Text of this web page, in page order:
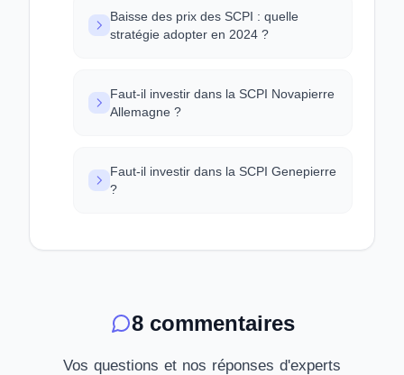
Baisse des prix des SCPI : quelle
stratégie adopter en 2024 ?
Faut-il investir dans la SCPI Novapierre
Allemagne ?
Faut-il investir dans la SCPI Genepierre
?
8 commentaires
Vos questions et nos réponses d'experts